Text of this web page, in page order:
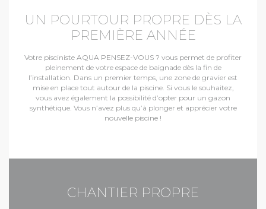
CHANTIER PROPRE
UN POURTOUR PROPRE DÈS LA
PREMIÈRE ANNÉE
Votre pisciniste AQUA PENSEZ-VOUS ? vous permet de profiter
pleinement de votre espace de baignade dès la fin de
l’installation. Dans un premier temps, une zone de gravier est
mise en place tout autour de la piscine. Si vous le souhaitez,
vous avez également la possibilité d’opter pour un gazon
synthétique. Vous n’avez plus qu’à plonger et apprécier votre
nouvelle piscine !